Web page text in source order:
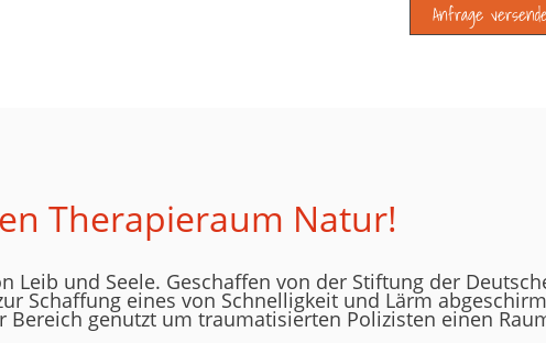
Therapieraum Natur!
Leib und Seele. Geschaffen von der Stiftung der
Schaffung eines von Schnelligkeit und Lärm
Bereich genutzt um traumatisierten Polizisten einen